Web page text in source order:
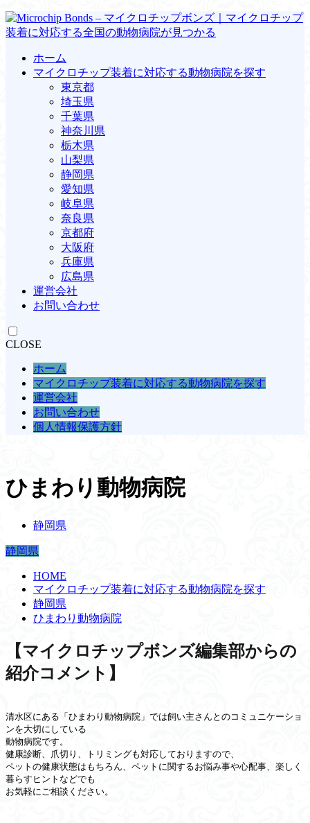
ホーム
マイクロチップ装着に対応する動物病院を探す
東京都
埼玉県
千葉県
神奈川県
栃木県
山梨県
静岡県
愛知県
岐阜県
奈良県
京都府
大阪府
兵庫県
広島県
運営会社
お問い合わせ
CLOSE
ホーム
マイクロチップ装着に対応する動物病院を探す
運営会社
お問い合わせ
個人情報保護方針
ひまわり動物病院
静岡県
静岡県
HOME
マイクロチップ装着に対応する動物病院を探す
静岡県
ひまわり動物病院
【マイクロチップボンズ編集部からの
紹介コメント】
清水区にある「ひまわり動物病院」では飼い主さんとのコミュニケーショ
ンを大切にしている
動物病院です。
健康診断、爪切り、トリミングも対応しておりますので、
ペットの健康状態はもちろん、ペットに関するお悩み事や心配事、楽しく
暮らすヒントなどでも
お気軽にご相談ください。